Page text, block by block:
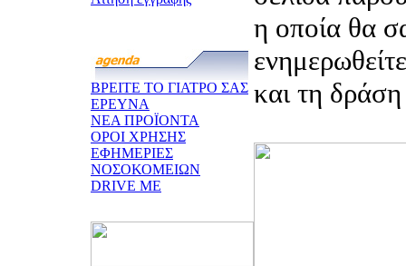
ΒΡΕΙΤΕ ΤΟ ΓΙΑΤΡΟ ΣΑΣ
ΕΡΕΥΝΑ
ΝΕΑ ΠΡΟΪΟΝΤΑ
ΟΡΟΙ ΧΡΗΣΗΣ
ΕΦΗΜΕΡΙΕΣ
ΝΟΣΟΚΟΜΕΙΩΝ
DRIVE ME
η οποία θα
και τη